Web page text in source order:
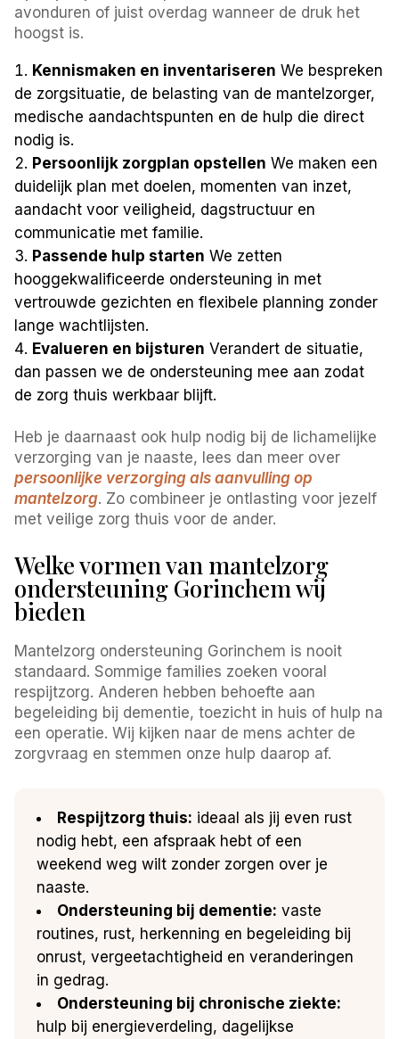
avonduren of juist overdag wanneer de druk het
hoogst is.
Kennismaken en inventariseren We bespreken
de zorgsituatie, de belasting van de mantelzorger,
medische aandachtspunten en de hulp die direct
nodig is.
Persoonlijk zorgplan opstellen We maken een
duidelijk plan met doelen, momenten van inzet,
aandacht voor veiligheid, dagstructuur en
communicatie met familie.
Passende hulp starten We zetten
hooggekwalificeerde ondersteuning in met
vertrouwde gezichten en flexibele planning zonder
lange wachtlijsten.
Evalueren en bijsturen Verandert de situatie,
dan passen we de ondersteuning mee aan zodat
de zorg thuis werkbaar blijft.
Heb je daarnaast ook hulp nodig bij de lichamelijke
verzorging van je naaste, lees dan meer over
persoonlijke verzorging als aanvulling op
mantelzorg. Zo combineer je ontlasting voor jezelf
met veilige zorg thuis voor de ander.
Welke vormen van mantelzorg
ondersteuning Gorinchem wij
bieden
Mantelzorg ondersteuning Gorinchem is nooit
standaard. Sommige families zoeken vooral
respijtzorg. Anderen hebben behoefte aan
begeleiding bij dementie, toezicht in huis of hulp na
een operatie. Wij kijken naar de mens achter de
zorgvraag en stemmen onze hulp daarop af.
Respijtzorg thuis: ideaal als jij even rust
nodig hebt, een afspraak hebt of een
weekend weg wilt zonder zorgen over je
naaste.
Ondersteuning bij dementie: vaste
routines, rust, herkenning en begeleiding bij
onrust, vergeetachtigheid en veranderingen
in gedrag.
Ondersteuning bij chronische ziekte:
hulp bij energieverdeling, dagelijkse